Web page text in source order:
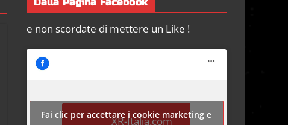
e non scordate di mettere un Like !
XR-Italia.com
Fai clic per accettare i cookie marketing e